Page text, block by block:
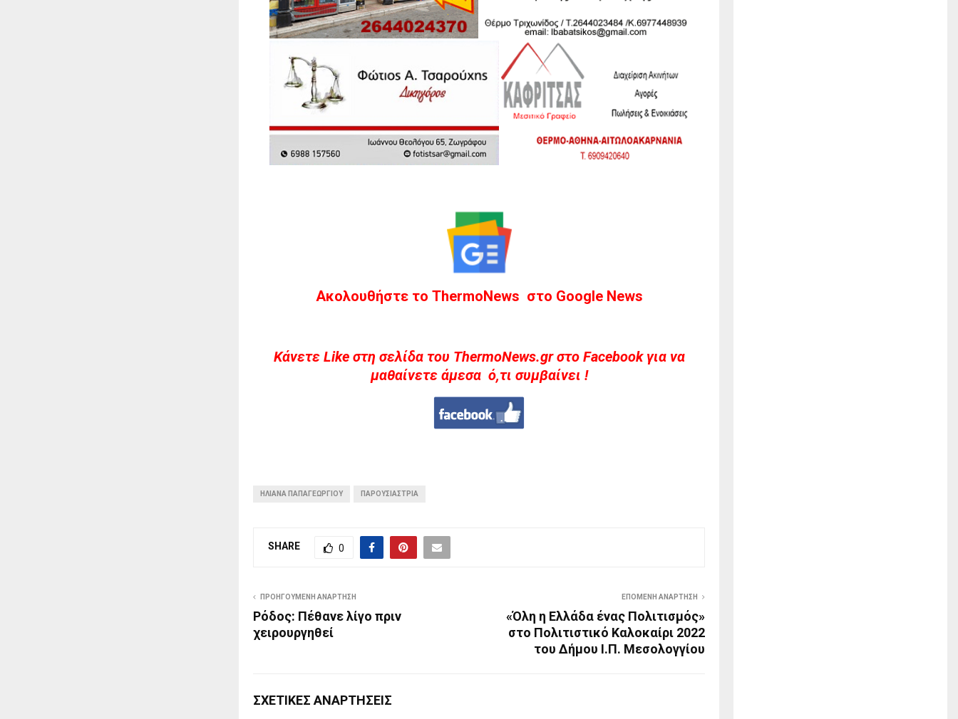
Ακολουθήστε το ThermoNews στο Google News
Kάνετε Like στη σελίδα του ThermoNews.gr στο Facebook για να
μαθαίνετε άμεσα ό,τι συμβαίνει !
ΗΛΙΑΝΑ ΠΑΠΑΓΕΩΡΓΙΟΥ ΠΑΡΟΥΣΙΆΣΤΡΙΑ
SHARE 0
ΠΡΟΗΓΟΎΜΕΝΗ ΑΝΆΡΤΗΣΗ
Ρόδος: Πέθανε λίγο πριν
χειρουργηθεί
ΕΠΌΜΕΝΗ ΑΝΆΡΤΗΣΗ
«Όλη η Ελλάδα ένας Πολιτισμός»
στο Πολιτιστικό Καλοκαίρι 2022
του Δήμου Ι.Π. Μεσολογγίου
ΣΧΕΤΙΚΈΣ ΑΝΑΡΤΉΣΕΙΣ